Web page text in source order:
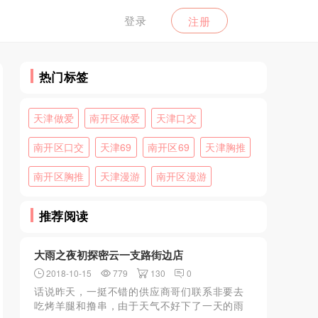
登录 注册
热门标签
天津做爱 南开区做爱 天津口交
南开区口交 天津69 南开区69 天津胸推
南开区胸推 天津漫游 南开区漫游
推荐阅读
大雨之夜初探密云一支路街边店
2018-10-15 779 130 0
话说昨天，一挺不错的供应商哥们联系非要去
吃烤羊腿和撸串，由于天气不好下了一天的雨